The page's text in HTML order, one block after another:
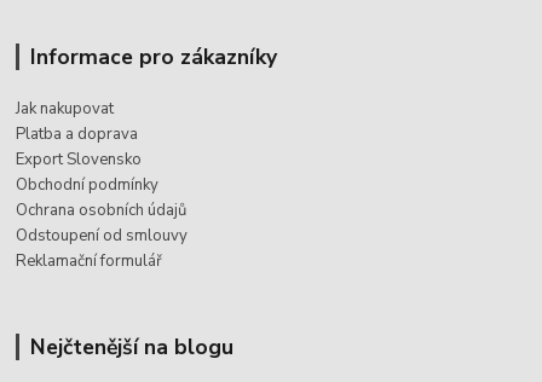
Informace pro zákazníky
Jak nakupovat
Platba a doprava
Export Slovensko
Obchodní podmínky
Ochrana osobních údajů
Odstoupení od smlouvy
Reklamační formulář
Nejčtenější na blogu